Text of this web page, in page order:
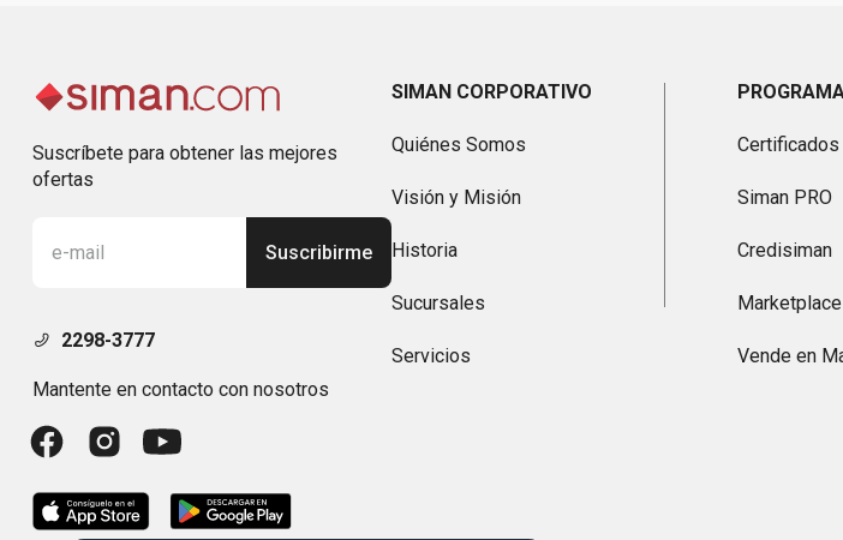
Suscríbete para obtener las mejores
ofertas
Suscribirme
2298-3777
Mantente en contacto con nosotros
SIMAN CORPORATIVO
Quiénes Somos
Visión y Misión
Historia
Sucursales
Servicios
Siman PRO
Credisiman
Marketplace
Vende en